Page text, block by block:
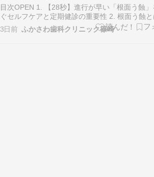
目次OPEN 1. 【28秒】進行が早い「根面う蝕」
ぐセルフケアと定期健診の重要性 2. 根面う蝕
｜中高年に増えている「歯の根元の虫歯」 2.1.
蝕の基礎知識 2.2. 歯周病との深い関係 2.3. 根
3日前 ふかさわ歯科クリニック篠崎